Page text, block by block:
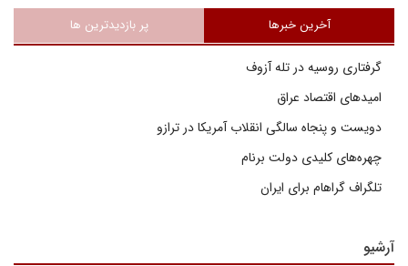
آخرین خبرها پر بازدیدترین ها
گرفتاری روسیه در تله آزوف
امیدهای اقتصاد عراق
دویست و پنجاه سالگی انقلاب آمریکا در ترازو
چهره‌های کلیدی دولت برنام
تلگراف گراهام برای ایران
آرشیو